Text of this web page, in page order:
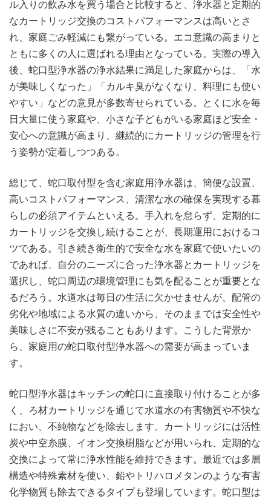
ル入りの飲み水を買う場合と比較すると、浄水器と定期的
なカートリッジ交換のコストパフォーマンスは高いとさ
れ、家庭ごみ軽減にも繋がっている。エコ意識の高まりと
ともに多くの人に選ばれる理由となっている。実際の導入
後、蛇口型浄水器の浄水結果に満足した家庭からは、「水
が美味しくなった」「カルキ臭がなくなり、料理にも使い
やすい」などの意見が多数寄せられている。とくに水を毎
日大量に使う家庭や、小さな子どもがいる家庭ほど安全・
安心への意識が高まり、継続的にカートリッジの管理を行
う姿勢が定着しつつある。
総じて、蛇口取付型を含む家庭用浄水器は、簡便な設置、
高いコストパフォーマンス、清潔な水の確保を実現する暮
らしの必須アイテムといえる。手入れを怠らず、定期的に
カートリッジを交換し続けることが、長期運用におけるコ
ツである。引き続き衛生的で安全な水を家庭で使いたいの
であれば、自分のニーズに合った浄水器とカートリッジを
選択し、蛇口周辺の環境管理にも気を配ることが重要とな
るだろう。水道水は毎日の生活に欠かせませんが、配管の
劣化や地域による水質の違いから、そのままでは安全性や
美味しさに不安が残ることもあります。こうした背景か
ら、家庭用の蛇口取付型浄水器への需要が高まっていま
す。
蛇口型浄水器はキッチンの蛇口に直接取り付けることが多
く、ろ材カートリッジを通じて水道水の有害物質や不快な
におい、不純物などを除去します。カートリッジには活性
炭や中空糸膜、イオン交換樹脂などが用いられ、定期的な
交換によって常に浄水性能を維持できます。最近では多層
構造や特殊素材を使い、鉛やトリハロメタンのような有害
化学物質も除去できるタイプも登場しています。蛇口型は